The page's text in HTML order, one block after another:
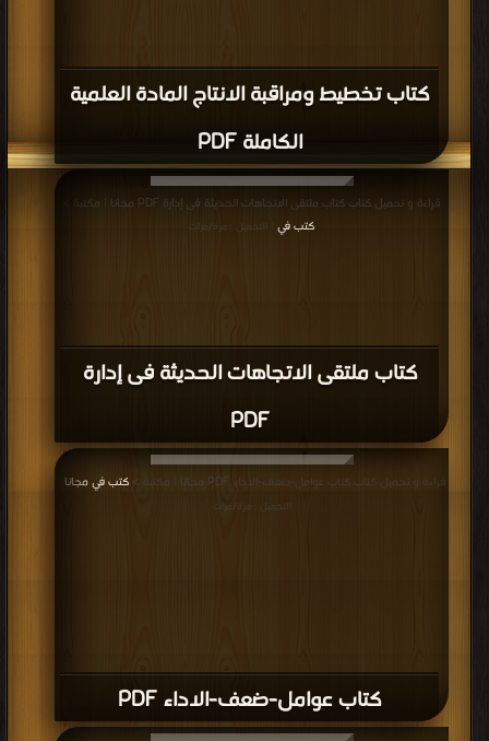
كتاب تخطيط ومراقبة الانتاج المادة العلمية
الكاملة PDF
كتاب ملتقى الاتجاهات الحديثة فى إدارة
PDF
قراءة و تحميل كتاب كتاب ملتقى الاتجاهات الحديثة فى إدارة PDF مجانا | مكتبة >
كتب في
| التحميل : مرة/مرات
كتاب عوامل-ضعف-الاداء PDF
قراءة و تحميل كتاب كتاب عوامل-ضعف-الاداء PDF مجانا | مكتبة > كتب في مجانا
التحميل : مرة/مرات